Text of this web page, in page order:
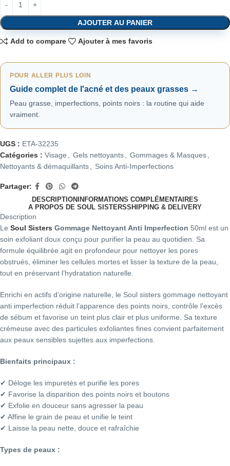
AJOUTER AU PANIER
Add to compare Ajouter à mes favoris
POUR ALLER PLUS LOIN
Guide complet de l'acné et des peaux grasses →
Peau grasse, imperfections, points noirs : la routine qui aide
vraiment.
UGS : ETA-32235
Catégories : Visage Gels nettoyants Gommages & Masques
Nettoyants & démaquillants
Soins Anti-Imperfections
Partager:
DESCRIPTIONINFORMATIONS COMPLÉMENTAIRES
A PROPOS DE SOUL SISTERSSHIPPING & DELIVERY
Description
Le Soul Sisters Gommage Nettoyant Anti Imperfection 50ml est un
soin exfoliant doux conçu pour purifier la peau au quotidien. Sa
formule équilibrée agit en profondeur pour nettoyer les pores
obstrués, éliminer les cellules mortes et lisser la texture de la peau,
tout en préservant l’hydratation naturelle.
Enrichi en actifs d’origine naturelle, le Soul sisters gommage nettoyant
anti imperfection réduit l’apparence des points noirs, contrôle l’excès
de sébum et favorise un teint plus clair et plus uniforme. Sa texture
crémeuse avec des particules exfoliantes fines convient parfaitement
aux peaux sensibles sujettes aux imperfections.
Bienfaits principaux :
✔ Déloge les impuretés et purifie les pores
✔ Favorise la disparition des points noirs et boutons
✔ Exfolie en douceur sans agresser la peau
✔ Affine le grain de peau et unifie le teint
✔ Laisse la peau nette, douce et rafraîchie
Types de peaux :